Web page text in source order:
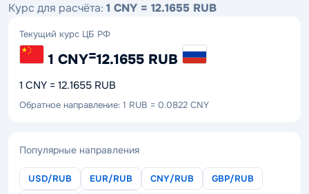
Курс для расчёта: 1 CNY = 12.1655 RUB
Текущий курс ЦБ РФ
1 CNY=12.1655 RUB
1 CNY = 12.1655 RUB
Обратное направление: 1 RUB = 0.0822 CNY
Популярные направления
USD/RUB EUR/RUB CNY/RUB
GBP/RUB